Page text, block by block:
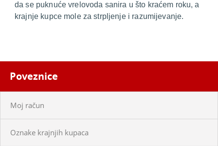
da se puknuće vrelovoda sanira u što kraćem roku, a
krajnje kupce mole za strpljenje i razumijevanje.
Poveznice
Moj račun
Oznake krajnjih kupaca